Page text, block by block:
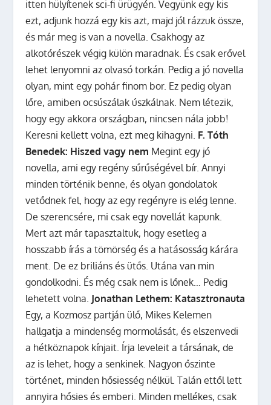
itten hülyítenek sci-fi ürügyén. Vegyünk egy kis
ezt, adjunk hozzá egy kis azt, majd jól rázzuk össze,
és már meg is van a novella. Csakhogy az
alkotórészek végig külön maradnak. És csak erővel
lehet lenyomni az olvasó torkán. Pedig a jó novella
olyan, mint egy pohár finom bor. Ez pedig olyan
lőre, amiben ocsúszálak úszkálnak. Nem létezik,
hogy egy akkora országban, nincsen nála jobb!
Keresni kellett volna, ezt meg kihagyni. F. Tóth
Benedek: Hiszed vagy nem Megint egy jó
novella, ami egy regény sűrűségével bír. Annyi
minden történik benne, és olyan gondolatok
vetődnek fel, hogy az egy regényre is elég lenne.
De szerencsére, mi csak egy novellát kapunk.
Mert azt már tapasztaltuk, hogy esetleg a
hosszabb írás a tömörség és a hatásosság kárára
ment. De ez briliáns és ütős. Utána van min
gondolkodni. És még csak nem is lőnek… Pedig
lehetett volna. Jonathan Lethem: Katasztronauta
Egy, a Kozmosz partján ülő, Mikes Kelemen
hallgatja a mindenség mormolását, és elszenvedi
a hétköznapok kínjait. Írja leveleit a társának, de
az is lehet, hogy a senkinek. Nagyon őszinte
történet, minden hősiesség nélkül. Talán ettől lett
annyira hősies és emberi. Minden mellékes, csak